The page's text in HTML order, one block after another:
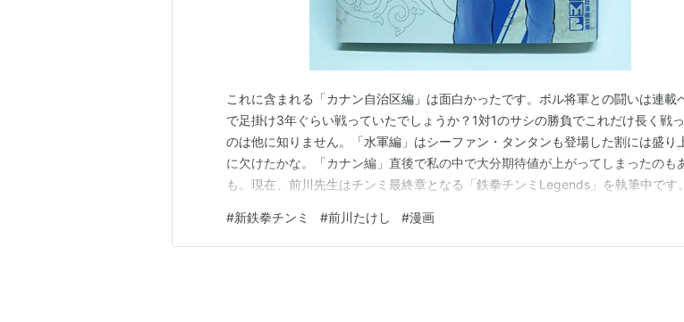
これに含まれる「カナン自治区編」は面白かったです。ボル将軍との闘いは連載
で足掛け3年ぐらい戦っていたでしょうか？1対1のサシの勝負でこれだけ長く戦
のは他に知りません。「水軍編」はシーファン・タンタンも登場した割には盛り
に欠けたかな。「カナン編」直後で私の中で大分期待値が上がってしまったのも
も。現在、前川先生はチンミ最終章となる「鉄拳チンミLegends」を執筆中です。
しかまだ読んでません。「―Legends」終了後にまとめて読もうと思ってます。
の章でボル将軍級の強敵が登場するのか楽しみに待…
#新鉄拳チンミ #前川たけし #漫画